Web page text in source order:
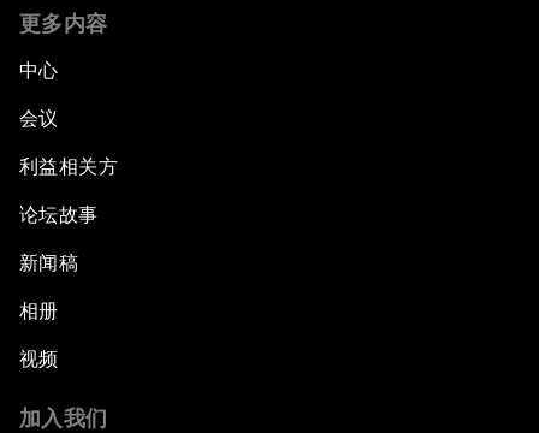
更多内容
中心
会议
利益相关方
论坛故事
新闻稿
相册
视频
加入我们